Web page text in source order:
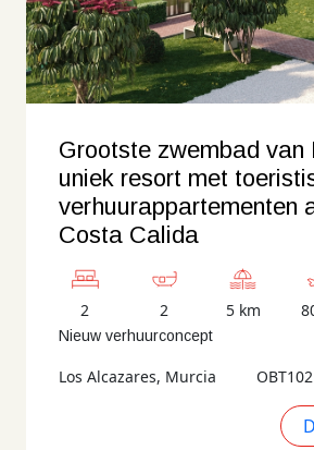
Grootste zwembad van
uniek resort met
verhuurappartementen
Costa Calida
2 2 5 km
Nieuw verhuurconcept
Los Alcazares, Murcia OBT102